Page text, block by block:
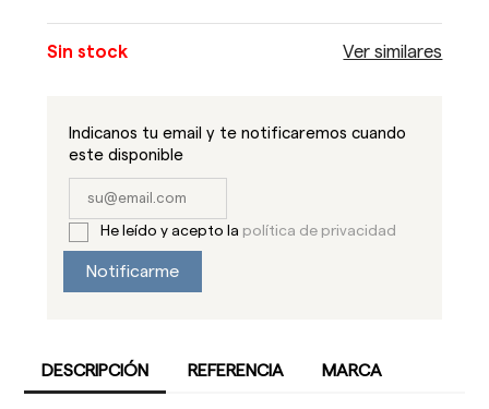
Sin stock Ver similares
Indicanos tu email y te notificaremos cuando
este disponible
He leído y acepto la política de privacidad
Notificarme
DESCRIPCIÓN REFERENCIA MARCA